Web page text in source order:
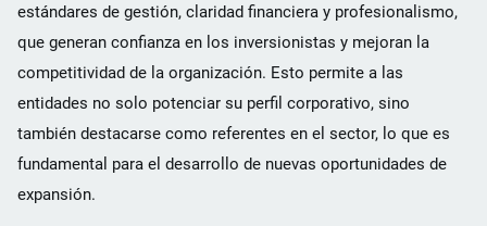
estándares de gestión, claridad financiera y profesionalismo,
que generan confianza en los inversionistas y mejoran la
competitividad de la organización. Esto permite a las
entidades no solo potenciar su perfil corporativo, sino
también destacarse como referentes en el sector, lo que es
fundamental para el desarrollo de nuevas oportunidades de
expansión.